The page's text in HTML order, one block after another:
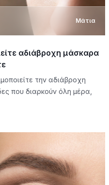
Μάτια
αδιάβροχη μάσκαρα
την αδιάβροχη
που διαρκούν όλη μέρα,